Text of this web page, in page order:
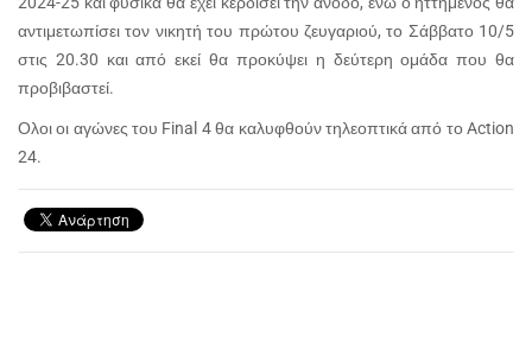
αντιμετωπίσει τον νικητή του πρώτου ζευγαριού, το Σάββατο 10/5
στις 20.30 και από εκεί θα προκύψει η δεύτερη ομάδα που θα
προβιβαστεί.
Ολοι οι αγώνες του Final 4 θα καλυφθούν τηλεοπτικά από το Action
24.